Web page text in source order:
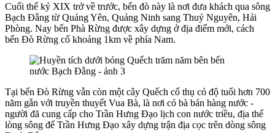
Cuối thế kỷ XIX trở về trước, bến đò này là nơi đưa khách qua sông
Bạch Đằng từ Quảng Yên, Quảng Ninh sang Thuỷ Nguyên, Hải
Phòng. Nay bến Phà Rừng được xây dựng ở địa điểm mới, cách
bến Đò Rừng cổ khoảng 1km về phía Nam.
Tại bến Đò Rừng vẫn còn một cây Quếch cổ thụ có độ tuổi hơn 700
năm gắn với truyền thuyết Vua Bà, là nơi có bà bán hàng nước -
người đã cung cấp cho Trần Hưng Đạo lịch con nước triều, địa thế
lòng sông để Trần Hưng Đạo xây dựng trận địa cọc trên dòng sông